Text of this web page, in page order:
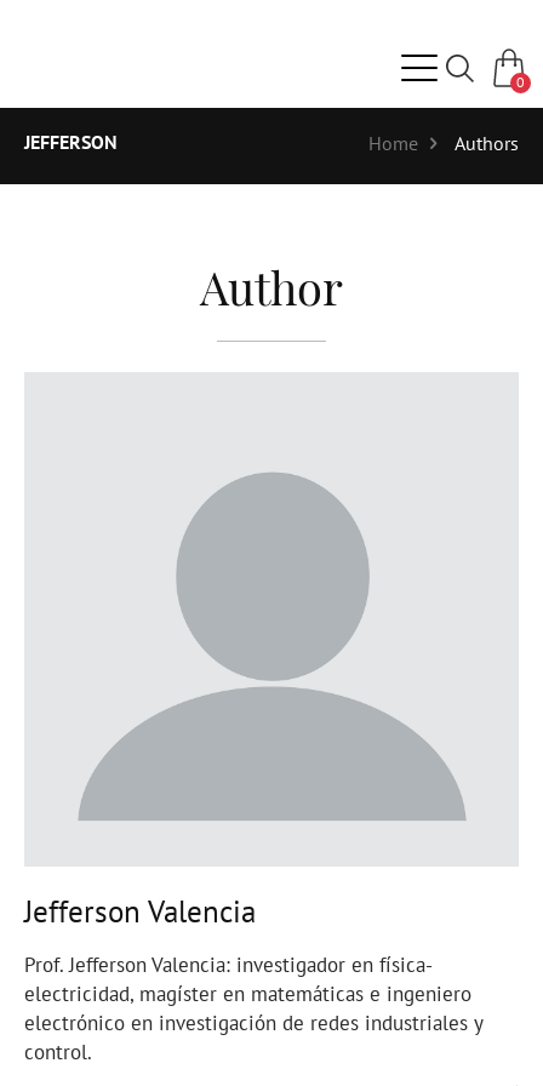
0
JEFFERSON Home Authors
Author
Jefferson Valencia
Prof. Jefferson Valencia: investigador en física-
electricidad, magíster en matemáticas e ingeniero
electrónico en investigación de redes industriales y
control.